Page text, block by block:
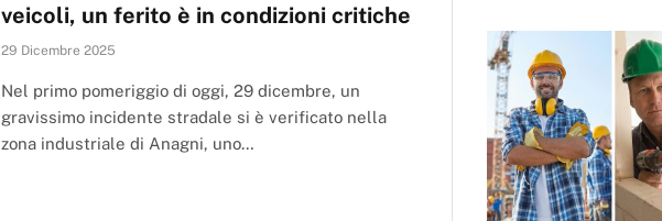
veicoli, un ferito è in condizioni critiche
29 Dicembre 2025
Nel primo pomeriggio di oggi, 29 dicembre, un
gravissimo incidente stradale si è verificato nella
zona industriale di Anagni, uno…